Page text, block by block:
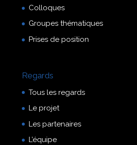
Colloques
Groupes thématiques
Prises de position
Regards
Tous les regards
Le projet
Les partenaires
L’équipe